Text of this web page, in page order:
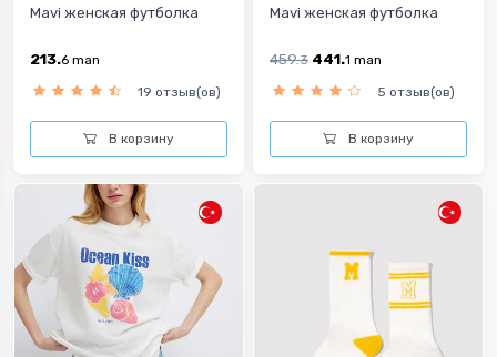
Mavi женская футболка
213.6 man
19 отзыв(ов)
В корзину
Mavi женская футболка
459.3 441.1 man
5 отзыв(ов)
В корзину